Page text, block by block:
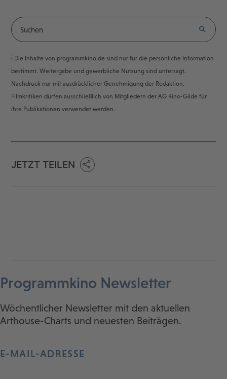
ℹ️ Die Inhalte von programmkino.de sind nur für die persönliche Information
bestimmt. Weitergabe und gewerbliche Nutzung sind untersagt.
Nachdruck nur mit ausdrücklicher Genehmigung der Redaktion.
Filmkritiken dürfen ausschließlich von Mitgliedern der AG Kino-Gilde für
ihre Publikationen verwendet werden.
JETZT TEILEN
Programmkino Newsletter
Wöchentlicher Newsletter mit den aktuellen
Arthouse-Charts und neuesten Beiträgen.
E-MAIL-ADRESSE